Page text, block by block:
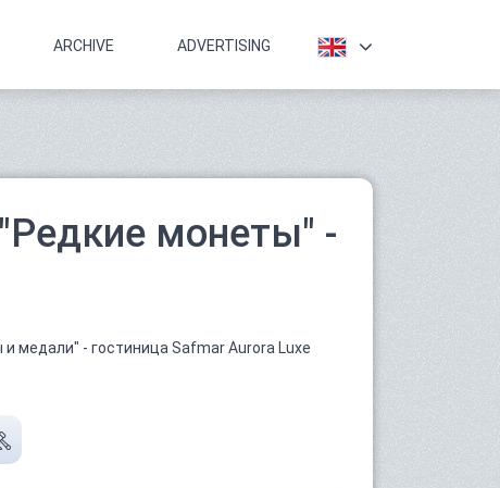
ARCHIVE ADVERTISING
монеты" -
медали" - гостиница Safmar Aurora Luxe